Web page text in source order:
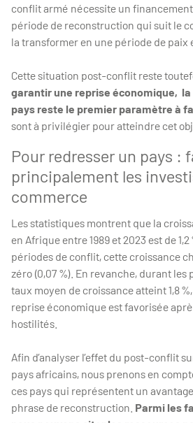
conflit armé nécessite un
période de reconstruction qui suit le
la transformer en une période de paix
Cette situation post-conflit reste
garantir une reprise économique,
pays reste le premier paramètre à
sont à privilégier pour atteindre cet
Pour redresser un pays :
principalement les
commerce
Les statistiques montrent que la
en Afrique entre 1989 et 2023 est de
périodes de conflit, cette croissance
zéro (0,07 %). En revanche, durant
taux moyen de croissance atteint 1,8
reprise économique est favorisée
hostilités.
Afin d’analyser l’effet du post-conflit
pays africains, nous prenons en
ces pays qui représentent un
phrase de reconstruction. Parmi les